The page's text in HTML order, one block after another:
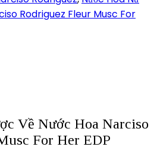
Rodriguez Fleur Musc For
Về Nước Hoa Narciso
For Her EDP